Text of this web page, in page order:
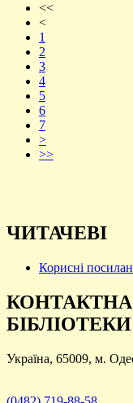
<<
<
1
2
3
4
5
6
7
>
>>
ЧИТАЧЕВІ
Корисні
БІБЛІОТЕКИ
Україна, 65009, м.